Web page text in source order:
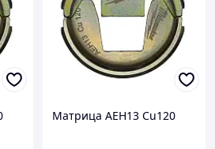
Матрица AEH13 Cu120